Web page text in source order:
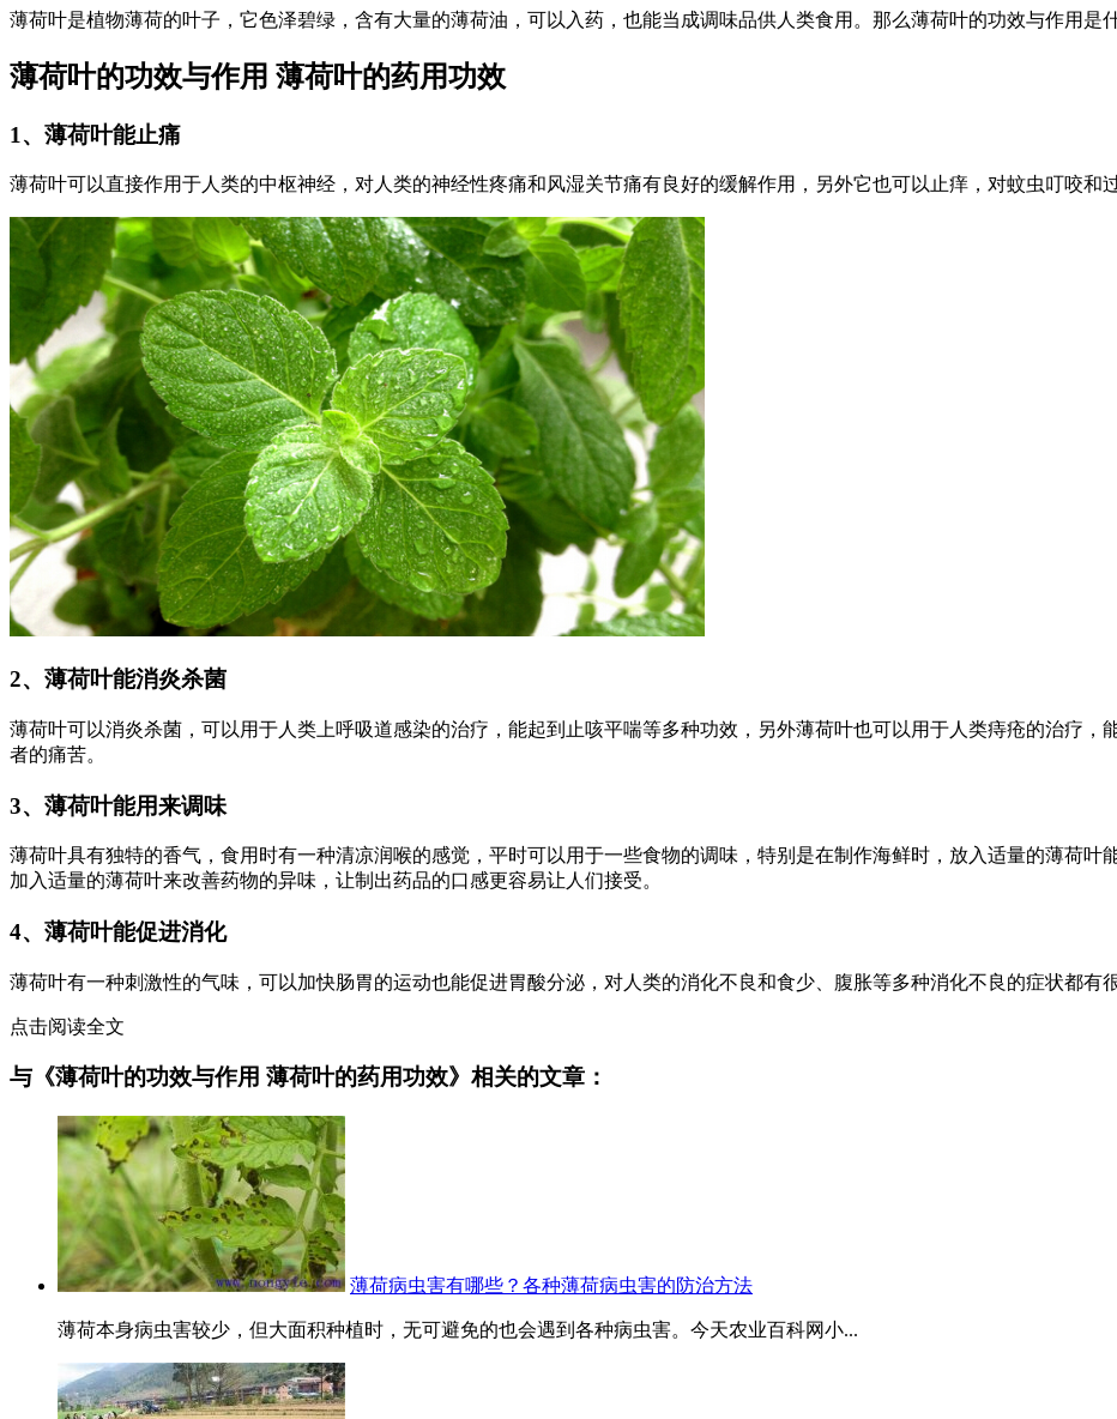
薄荷叶是植物薄荷的叶子，它色泽碧绿，含有大量的薄荷油，可以入药，也能当成调味品供人类食用。那么薄荷叶的功效与作用是
薄荷叶的功效与作用 薄荷叶的药用功效
1、薄荷叶能止痛
薄荷叶可以直接作用于人类的中枢神经，对人类的神经性疼痛和风湿关节痛有良好的缓解作用，另外它也可以止痒，对蚊虫叮咬和
2、薄荷叶能消炎杀菌
薄荷叶可以消炎杀菌，可以用于人类上呼吸道感染的治疗，能起到止咳平喘等多种功效，另外薄荷叶也可以用于人类痔疮的治疗，
者的痛苦。
3、薄荷叶能用来调味
薄荷叶具有独特的香气，食用时有一种清凉润喉的感觉，平时可以用于一些食物的调味，特别是在制作海鲜时，放入适量的薄荷
加入适量的薄荷叶来改善药物的异味，让制出药品的口感更容易让人们接受。
4、薄荷叶能促进消化
薄荷叶有一种刺激性的气味，可以加快肠胃的运动也能促进胃酸分泌，对人类的消化不良和食少、腹胀等多种消化不良的症状都有
点击阅读全文
与《薄荷叶的功效与作用 薄荷叶的药用功效》相关的文章：
薄荷病虫害有哪些？各种薄荷病虫害的防治方法
薄荷本身病虫害较少，但大面积种植时，无可避免的也会遇到各种病虫害。今天农业百科网小...